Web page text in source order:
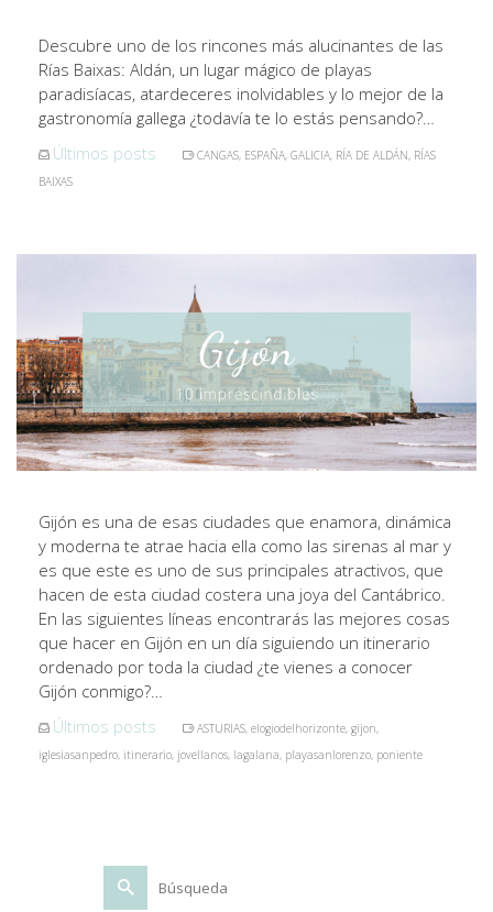
Descubre uno de los rincones más alucinantes de las
Rías Baixas: Aldán, un lugar mágico de playas
paradisíacas, atardeceres inolvidables y lo mejor de la
gastronomía gallega ¿todavía te lo estás pensando?…
Últimos posts
CANGAS, ESPAÑA, GALICIA, RÍA DE ALDÁN, RÍAS
BAIXAS
Gijón es una de esas ciudades que enamora, dinámica
y moderna te atrae hacia ella como las sirenas al mar y
es que este es uno de sus principales atractivos, que
hacen de esta ciudad costera una joya del Cantábrico.
En las siguientes líneas encontrarás las mejores cosas
que hacer en Gijón en un día siguiendo un itinerario
ordenado por toda la ciudad ¿te vienes a conocer
Gijón conmigo?…
Últimos posts
ASTURIAS, elogiodelhorizonte, gijon,
iglesiasanpedro, itinerario, jovellanos, lagalana, playasanlorenzo, poniente
Buscar
por: